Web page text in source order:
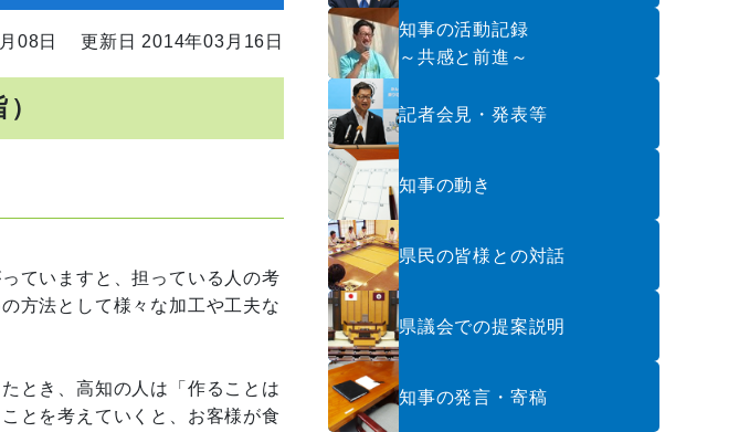
08日 更新日 2014年03月16日
ていますと、担っている人の考
方法として様々な加工や工夫な
とき、高知の人は「作ることは
とを考えていくと、お客様が食
知事の活動記録
～共感と前進～
記者会見・発表等
知事の動き
県民の皆様との対話
県議会での提案説明
知事の発言・寄稿